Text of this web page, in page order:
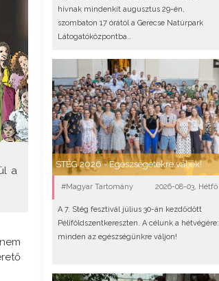
a
hívnak mindenkit augusztus 29-én,
szombaton 17 órától a Gerecse Natúrpark
Látogatóközpontba..
STÉG 2026 - Egészségetekre váljék!
#Magyar Tartomány 2026-08-03, Hétfő
A 7. Stég fesztivál július 30-án kezdődött
Péliföldszentkereszten. A célunk a hétvégére:
minden az egészségünkre váljon!